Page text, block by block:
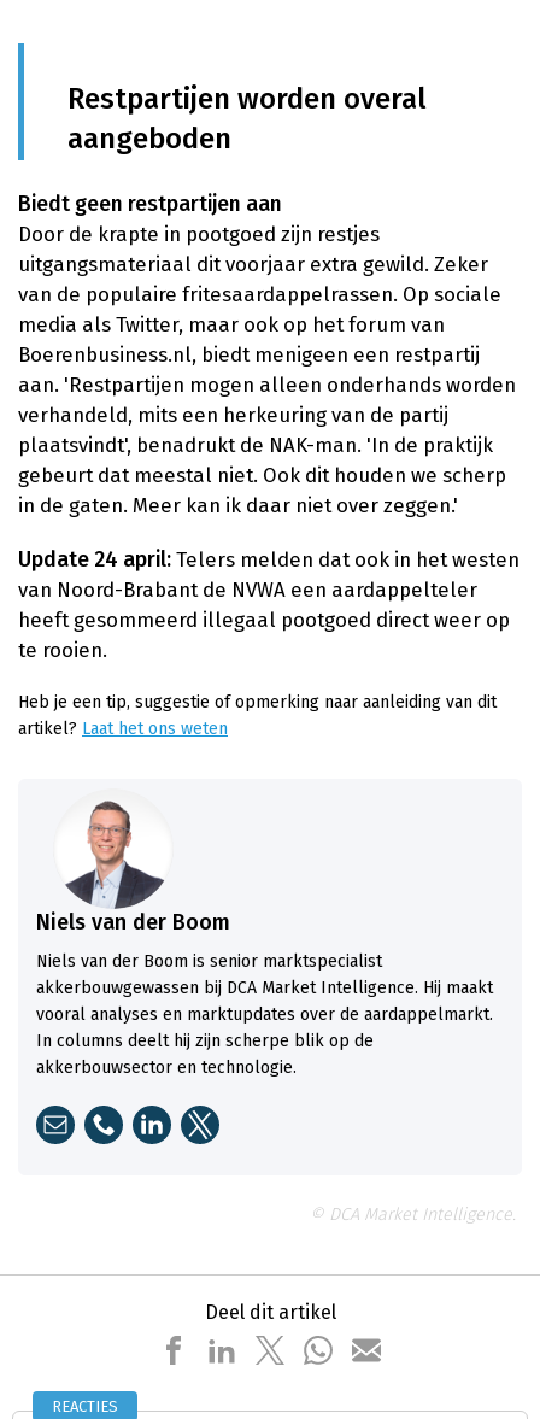
Restpartijen worden overal
aangeboden
Biedt geen restpartijen aan
Door de krapte in pootgoed zijn restjes
uitgangsmateriaal dit voorjaar extra gewild. Zeker
van de populaire fritesaardappelrassen. Op sociale
media als Twitter, maar ook op het forum van
Boerenbusiness.nl, biedt menigeen een restpartij
aan. 'Restpartijen mogen alleen onderhands worden
verhandeld, mits een herkeuring van de partij
plaatsvindt', benadrukt de NAK-man. 'In de praktijk
gebeurt dat meestal niet. Ook dit houden we scherp
in de gaten. Meer kan ik daar niet over zeggen.'
Update 24 april: Telers melden dat ook in het westen
van Noord-Brabant de NVWA een aardappelteler
heeft gesommeerd illegaal pootgoed direct weer op
te rooien.
Heb je een tip, suggestie of opmerking naar aanleiding van dit
artikel? Laat het ons weten
Niels van der Boom
Niels van der Boom is senior marktspecialist
akkerbouwgewassen bij DCA Market Intelligence. Hij maakt
vooral analyses en marktupdates over de aardappelmarkt.
In columns deelt hij zijn scherpe blik op de
akkerbouwsector en technologie.
© DCA Market Intelligence.
Deel dit artikel
REACTIES